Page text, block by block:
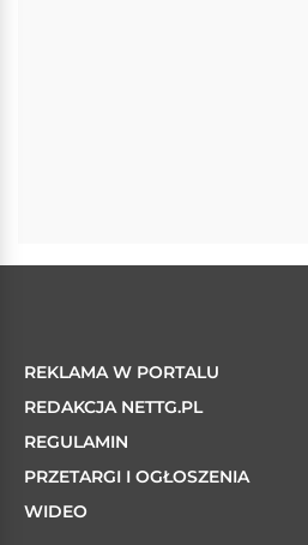
REKLAMA W PORTALU
REDAKCJA NETTG.PL
REGULAMIN
PRZETARGI I OGŁOSZENIA
WIDEO